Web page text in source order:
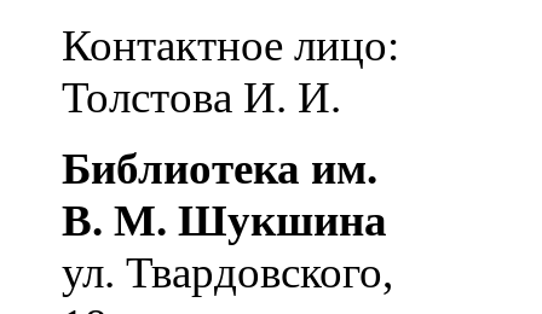
Контактное лицо:
Толстова И. И.
Библиотека им.
В. М. Шукшина
ул. Твардовского,